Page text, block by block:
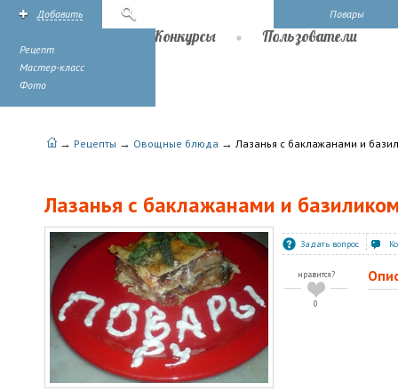
Повары
Добавить
Рецепт
Мастер-класс
Фото
Конкурсы Пользователи
→ Рецепты → Овощные блюда → Лазанья с баклажанами и
Лазанья с баклажанами и
Задать вопрос
нравится?
0